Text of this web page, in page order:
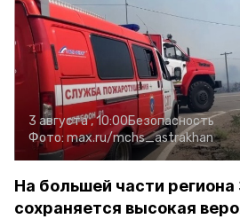
3 августа , 10:00Безопасность
Фото: max.ru/mchs_astrakhan
На большей части региона
сохраняется высокая